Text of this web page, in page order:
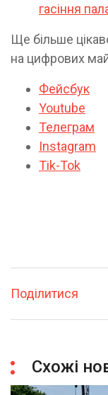
гасіння
Ще більше
на цифрових
Фейсбук
Youtube
Телеграм
Instagram
Tik-Tok
Поділитися
Схожі